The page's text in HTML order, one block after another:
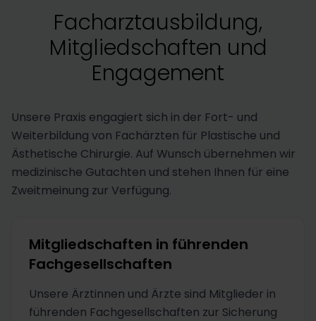
Facharztausbildung,
Mitgliedschaften und
Engagement
Unsere Praxis engagiert sich in der Fort- und
Weiterbildung von Fachärzten für Plastische und
Ästhetische Chirurgie. Auf Wunsch übernehmen wir
medizinische Gutachten und stehen Ihnen für eine
Zweitmeinung zur Verfügung.
Mitgliedschaften in führenden
Fachgesellschaften
Unsere Ärztinnen und Ärzte sind Mitglieder in
führenden Fachgesellschaften zur Sicherung